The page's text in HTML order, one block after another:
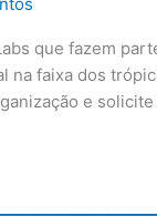
que fazem
faixa dos
e